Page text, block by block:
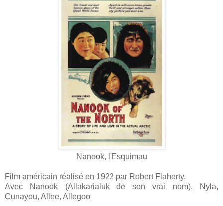
Nanook, l'Esquimau
Film américain réalisé en 1922 par Robert Flaherty.
Avec Nanook (Allakarialuk de son vrai nom), Nyla,
Cunayou, Allee, Allegoo